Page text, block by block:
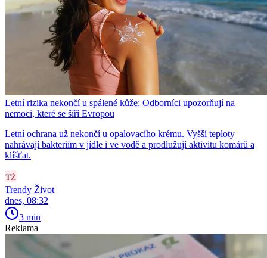
Letní rizika nekončí u spálené kůže: Odborníci upozorňují na
nemoci, které se šíří Evropou
Letní ochrana už nekončí u opalovacího krému. Vyšší teploty
nahrávají bakteriím v jídle i ve vodě a prodlužují aktivitu komárů a
klíšťat.
Trendy Život
dnes, 08:32
3 min
Reklama